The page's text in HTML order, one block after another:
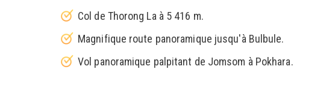
Col de Thorong La à 5 416 m.
Magnifique route panoramique jusqu'à Bulbule.
Vol panoramique palpitant de Jomsom à Pokhara.